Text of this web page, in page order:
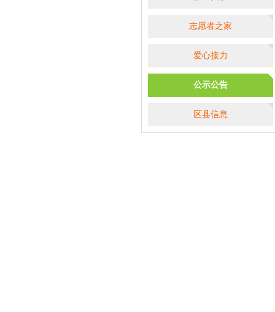
志愿者之家
爱心接力
公示公告
区县信息